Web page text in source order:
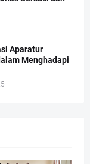
Aparatur
Menghadapi